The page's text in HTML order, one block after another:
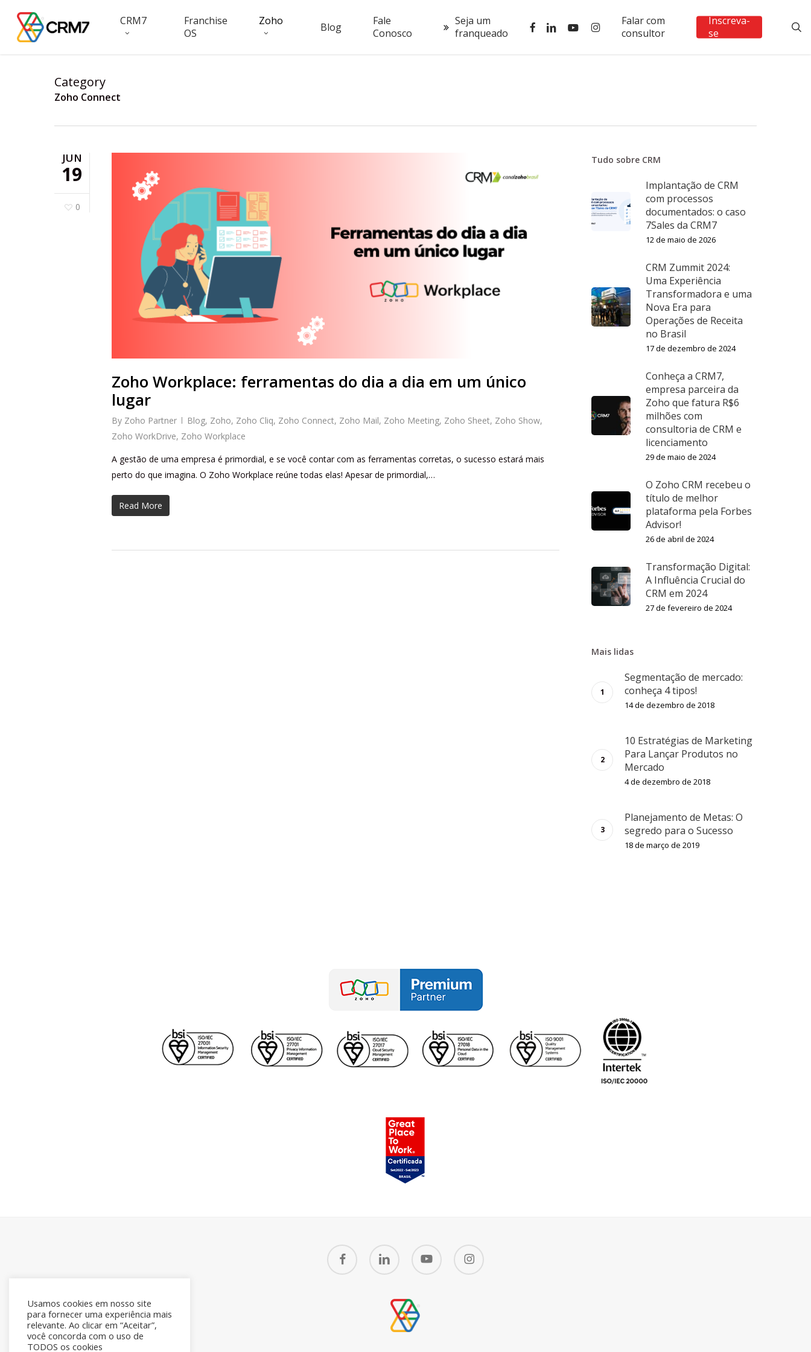
main
CRM7
Franchise
OS
Zoho Blog
Fale
Conosco
Seja um
franqueado
Falar com
consultor
Inscreva-
se
facebooklinkedinyoutubeinstagram
Category
Zoho Connect
JUN
19
0
Zoho Workplace: ferramentas do dia a dia em um único
lugar
By Zoho Partner Blog, Zoho, Zoho Cliq, Zoho Connect, Zoho Mail, Zoho Meeting, Zoho Sheet, Zoho Show,
Zoho WorkDrive, Zoho Workplace
A gestão de uma empresa é primordial, e se você contar com as ferramentas corretas, o sucesso estará mais
perto do que imagina. O Zoho Workplace reúne todas elas! Apesar de primordial,…
Read More
Tudo sobre CRM
Implantação de CRM
com processos
documentados: o caso
7Sales da CRM7
12 de maio de 2026
CRM Zummit 2024:
Uma Experiência
Transformadora e uma
Nova Era para
Operações de Receita
no Brasil
17 de dezembro de 2024
Conheça a CRM7,
empresa parceira da
Zoho que fatura R$6
milhões com
consultoria de CRM e
licenciamento
29 de maio de 2024
O Zoho CRM recebeu o
título de melhor
plataforma pela Forbes
Advisor!
26 de abril de 2024
Transformação Digital:
A Influência Crucial do
CRM em 2024
27 de fevereiro de 2024
Mais lidas
Segmentação de mercado:
conheça 4 tipos!
14 de dezembro de 2018
10 Estratégias de Marketing
Para Lançar Produtos no
Mercado
4 de dezembro de 2018
Planejamento de Metas: O
segredo para o Sucesso
18 de março de 2019
facebook linkedin youtube instagram
Usamos cookies em nosso site
para fornecer uma experiência mais
relevante. Ao clicar em “Aceitar”,
você concorda com o uso de
TODOS os cookies